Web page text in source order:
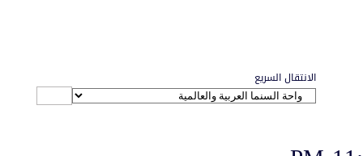
الانتقال السريع